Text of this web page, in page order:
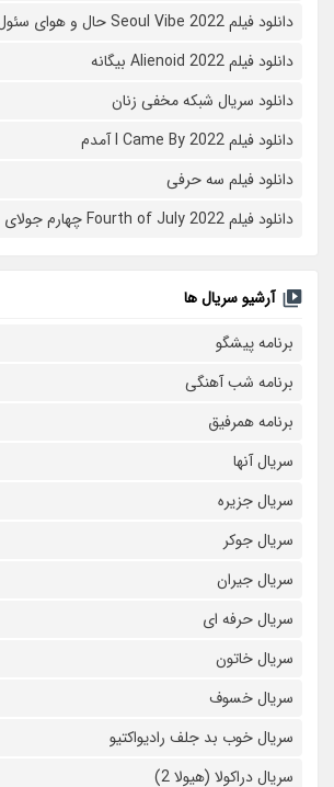
دانلود فیلم Seoul Vibe 2022 حال و هوای سئول
دانلود فیلم Alienoid 2022 بیگانه
دانلود سریال شبکه مخفی زنان
دانلود فیلم I Came By 2022 آمدم
دانلود فیلم سه حرفی
دانلود فیلم Fourth of July 2022 چهارم جولای
آرشیو سریال ها
برنامه پیشگو
برنامه شب آهنگی
برنامه همرفیق
سریال آنها
سریال جزیره
سریال جوکر
سریال جیران
سریال حرفه ای
سریال خاتون
سریال خسوف
سریال خوب بد جلف رادیواکتیو
سریال دراکولا (هیولا 2)